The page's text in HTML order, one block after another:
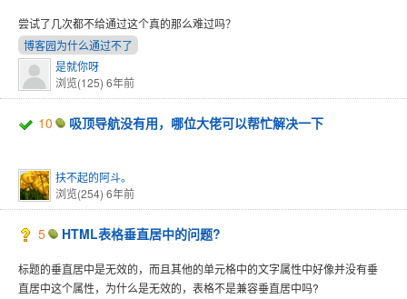
尝试了几次都不给通过这个真的那么难过吗？
博客园为什么通过不了
是就你呀
浏览(125) 6年前
10 吸顶导航没有用，哪位大佬可以帮忙解决一下
扶不起的阿斗。
浏览(254) 6年前
5 HTML表格垂直居中的问题?
标题的垂直居中是无效的，而且其他的单元格中的文字属性中好像并没有垂
直居中这个属性，为什么是无效的，表格不是兼容垂直居中吗?